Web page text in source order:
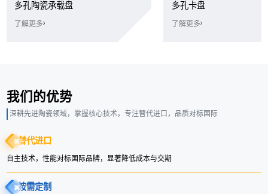
多孔陶瓷承载盘
了解更多
多孔卡盘
了解更多
我们的优势
深耕先进陶瓷领域，掌握核心技术，专注替代进口，品质对标国际
替代进口
自主技术，性能对标国际品牌，显著降低成本与交期
按需定制